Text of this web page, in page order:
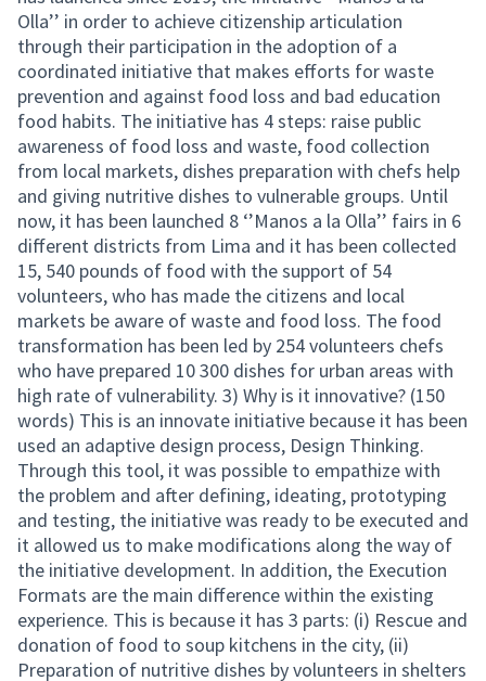
Olla’’ in order to achieve citizenship articulation
through their participation in the adoption of a
coordinated initiative that makes efforts for waste
prevention and against food loss and bad education
food habits. The initiative has 4 steps: raise public
awareness of food loss and waste, food collection
from local markets, dishes preparation with chefs help
and giving nutritive dishes to vulnerable groups. Until
now, it has been launched 8 ‘’Manos a la Olla’’ fairs in 6
different districts from Lima and it has been collected
15, 540 pounds of food with the support of 54
volunteers, who has made the citizens and local
markets be aware of waste and food loss. The food
transformation has been led by 254 volunteers chefs
who have prepared 10 300 dishes for urban areas with
high rate of vulnerability. 3) Why is it innovative? (150
words) This is an innovate initiative because it has been
used an adaptive design process, Design Thinking.
Through this tool, it was possible to empathize with
the problem and after defining, ideating, prototyping
and testing, the initiative was ready to be executed and
it allowed us to make modifications along the way of
the initiative development. In addition, the Execution
Formats are the main difference within the existing
experience. This is because it has 3 parts: (i) Rescue and
donation of food to soup kitchens in the city, (ii)
Preparation of nutritive dishes by volunteers in shelters